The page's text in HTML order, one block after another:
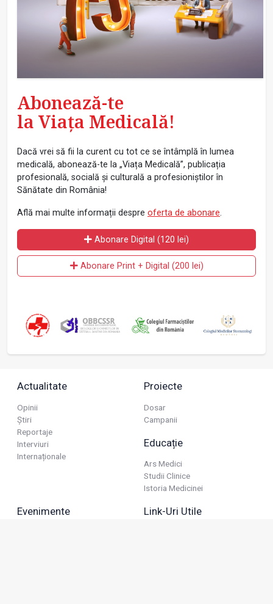
Abonează-te
la Viața Medicală!
Dacă vrei să fii la curent cu tot ce se întâmplă în lumea
medicală, abonează-te la „Viața Medicală”, publicația
profesională, socială și culturală a profesioniștilor în
Sănătate din România!
Află mai multe informații despre oferta de abonare.
Abonare Digital (120 lei)
Abonare Print + Digital (200 lei)
Actualitate
Opinii
Știri
Reportaje
Interviuri
Internaționale
Proiecte
Dosar
Campanii
Educație
Ars Medici
Studii Clinice
Istoria Medicinei
Evenimente Link-Uri Utile